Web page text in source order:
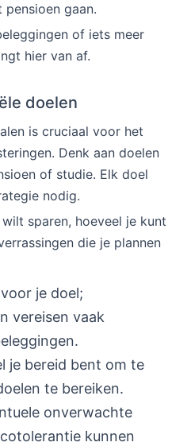
pensioen gaan.
of iets meer
hier van af.
doelen
is cruciaal voor het
Denk aan doelen
of studie. Elk doel
nodig.
sparen, hoeveel je kunt
die je plannen
je doel;
vereisen vaak
je bereid bent om te
te bereiken.
onverwachte
kunnen